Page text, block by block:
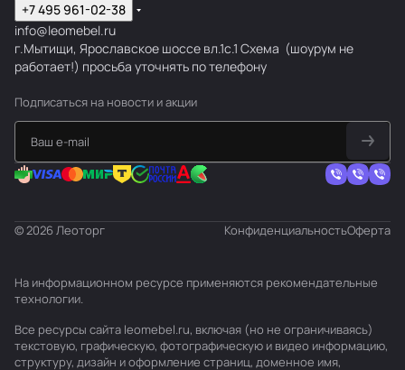
+7 495 961-02-38
info@leomebel.ru
г.Мытищи, Ярославское шоссе вл.1с.1 Схема (шоурум не
работает!) просьба уточнять по телефону
Подписаться на новости и акции
© 2026 Леоторг КонфиденциальностьОферта
На информационном ресурсе применяются рекомендательные
технологии.
Все ресурсы сайта leomebel.ru, включая (но не ограничиваясь)
текстовую, графическую, фотографическую и видео информацию,
структуру, дизайн и оформление страниц, доменное имя,